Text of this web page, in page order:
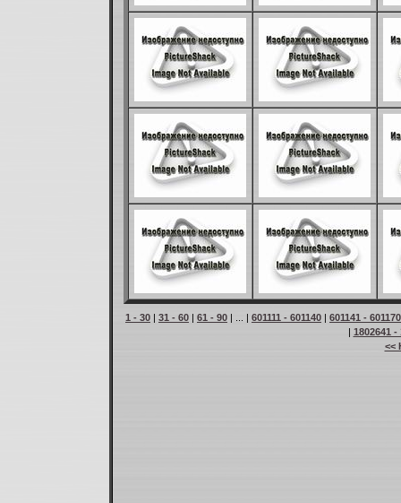
1 - 30 | 31 - 60 | 61 - 90 | ... | 601111 - 601140 | 601141 - 601170
| 1802641 -
<<